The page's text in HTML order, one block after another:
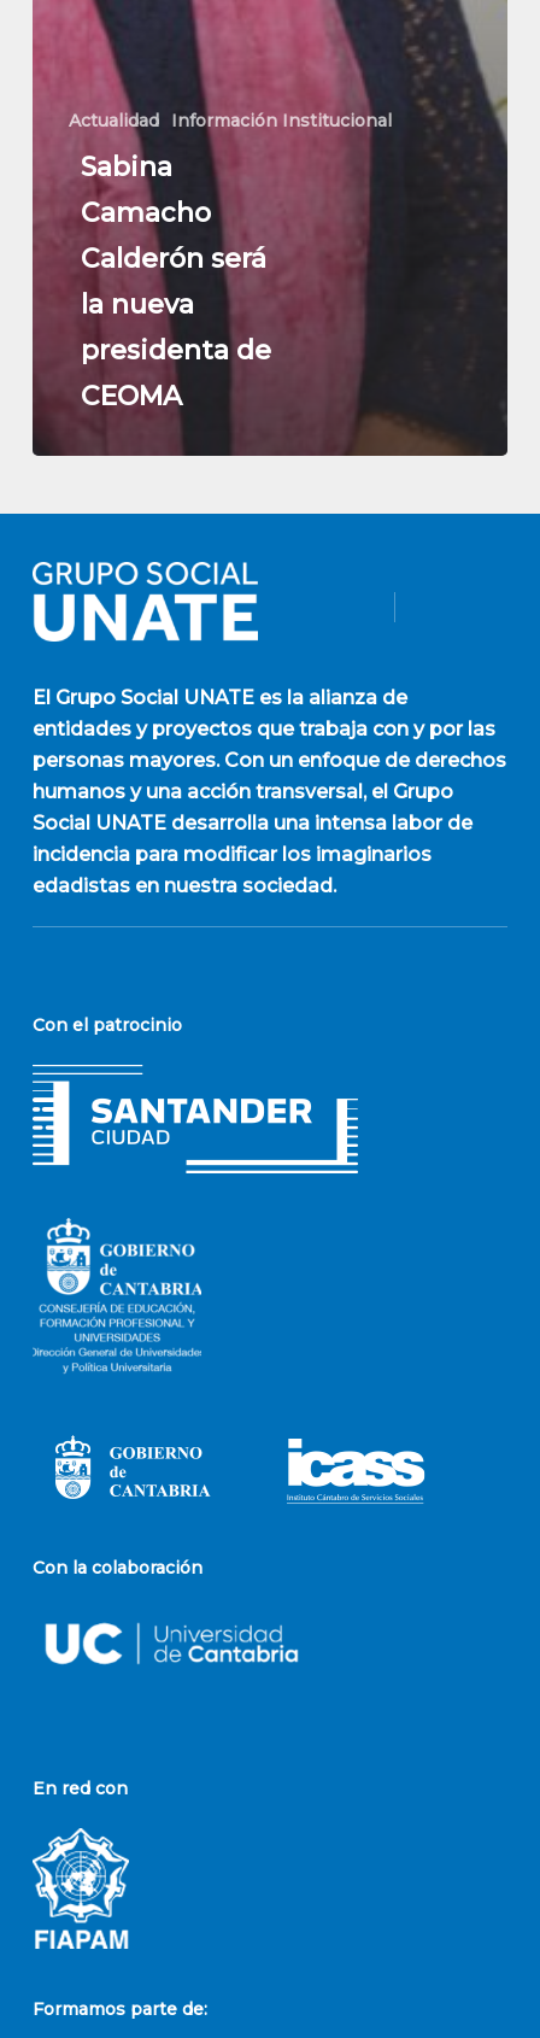
Actualidad Información Institucional
Sabina
Camacho
Calderón será
la nueva
presidenta de
CEOMA
El Grupo Social UNATEes la alianza de
entidades y proyectos que trabaja con y por las
personas mayores. Con un enfoque de derechos
humanos y una acción transversal, el Grupo
Social UNATE desarrolla una intensa labor de
incidencia para modificar los imaginarios
edadistas en nuestra sociedad.
Con el patrocinio
Con la colaboración
En red con
Formamos parte de: